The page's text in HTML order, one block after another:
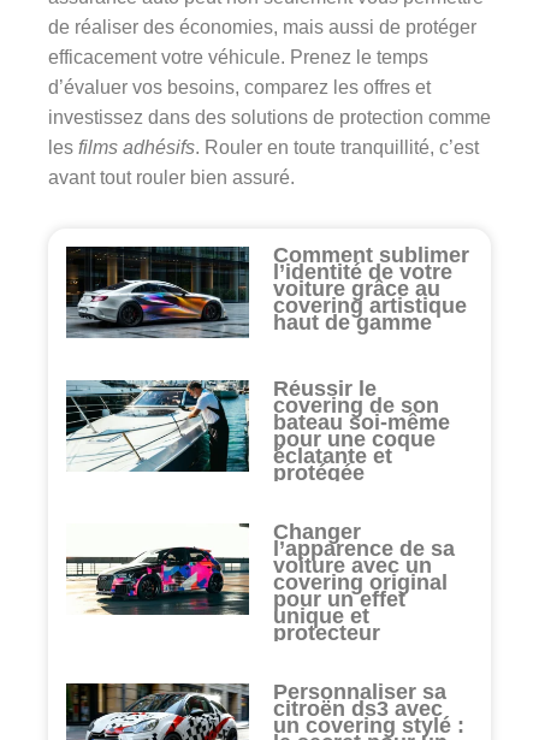
de réaliser des économies, mais aussi de protéger
efficacement votre véhicule. Prenez le temps
d’évaluer vos besoins, comparez les offres et
investissez dans des solutions de protection comme
les films adhésifs. Rouler en toute tranquillité, c’est
avant tout rouler bien assuré.
Comment sublimer
l’identité de votre
voiture grâce au
covering artistique
haut de gamme
Réussir le
covering de son
bateau soi-même
pour une coque
éclatante et
protégée
Changer
l’apparence de sa
voiture avec un
covering original
pour un effet
unique et
protecteur
Personnaliser sa
citroën ds3 avec
un covering stylé :